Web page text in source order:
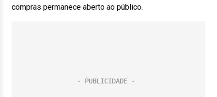
compras permanece aberto ao público.